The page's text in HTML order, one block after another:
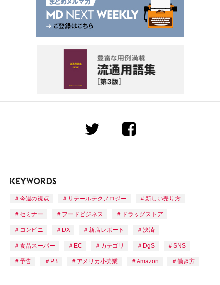
今週の視点 リテールテクノロジー 新しい売り方
セミナー フードビジネス ドラッグストア
コンビニ DX 新店レポート 決済
食品スーパー EC カテゴリ DgS SNS
予告 PB アメリカ小売業 Amazon 働き方